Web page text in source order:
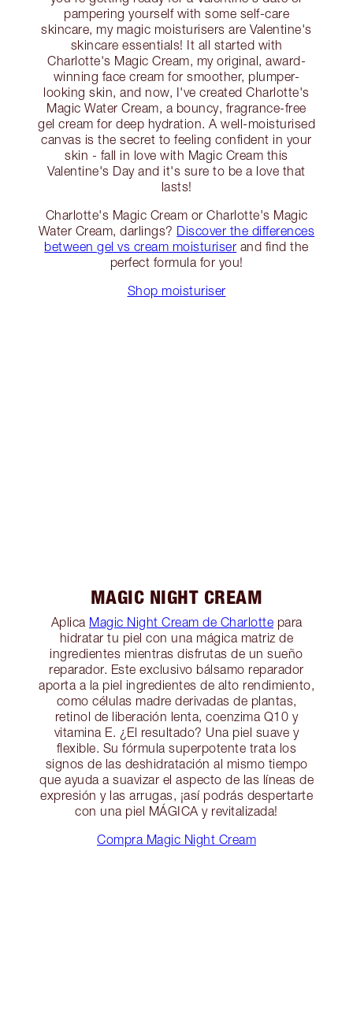
pampering yourself with some self-care
skincare, my magic moisturisers are Valentine's
skincare essentials! It all started with
Charlotte's Magic Cream, my original, award-
winning face cream for smoother, plumper-
looking skin, and now, I've created Charlotte's
Magic Water Cream, a bouncy, fragrance-free
gel cream for deep hydration. A well-moisturised
canvas is the secret to feeling confident in your
skin - fall in love with Magic Cream this
Valentine's Day and it's sure to be a love that
lasts!
Charlotte's Magic Cream or Charlotte's Magic
Water Cream, darlings? Discover the differences
between gel vs cream moisturiser and find the
perfect formula for you!
Shop moisturiser
MAGIC NIGHT CREAM
Aplica Magic Night Cream de Charlotte para
hidratar tu piel con una mágica matriz de
ingredientes mientras disfrutas de un sueño
reparador. Este exclusivo bálsamo reparador
aporta a la piel ingredientes de alto rendimiento,
como células madre derivadas de plantas,
retinol de liberación lenta, coenzima Q10 y
vitamina E. ¿El resultado? Una piel suave y
flexible. Su fórmula superpotente trata los
signos de las deshidratación al mismo tiempo
que ayuda a suavizar el aspecto de las líneas de
expresión y las arrugas, ¡así podrás despertarte
con una piel MÁGICA y revitalizada!
Compra Magic Night Cream